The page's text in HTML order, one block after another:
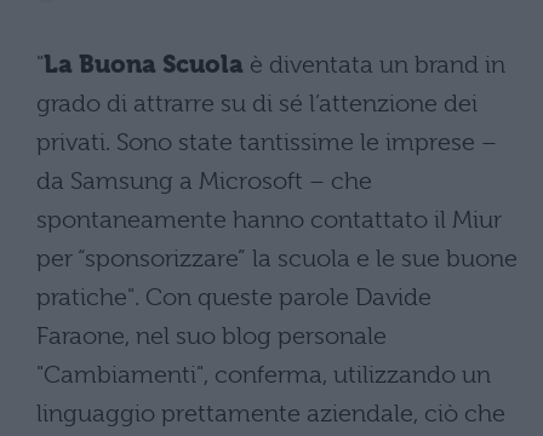
"La Buona Scuola è diventata un brand in
grado di attrarre su di sé l’attenzione dei
privati. Sono state tantissime le imprese –
da Samsung a Microsoft – che
spontaneamente hanno contattato il Miur
per “sponsorizzare” la scuola e le sue buone
pratiche". Con queste parole Davide
Faraone, nel suo blog personale
"Cambiamenti", conferma, utilizzando un
linguaggio prettamente aziendale, ciò che